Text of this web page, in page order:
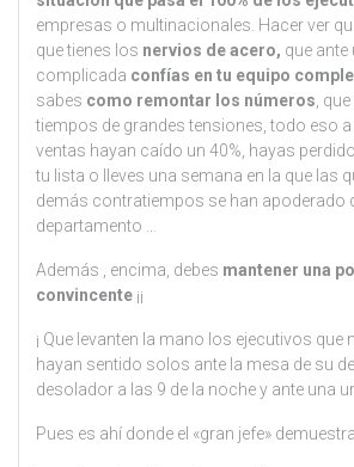
empresas o multinacionales. Hacer ver
que tienes los nervios de acero, que
complicada confías en tu equipo
sabes como remontar los números,
tiempos de grandes tensiones, todo eso a
ventas hayan caído un 40%, hayas
tu lista o lleves una semana en la que las
demás contratiempos se han apoderado
departamento …
Además , encima, debes mantener una
convincente ¡¡
¡ Que levanten la mano los ejecutivos que
hayan sentido solos ante la mesa de su
desolador a las 9 de la noche y ante una
Pues es ahí donde el «gran jefe»